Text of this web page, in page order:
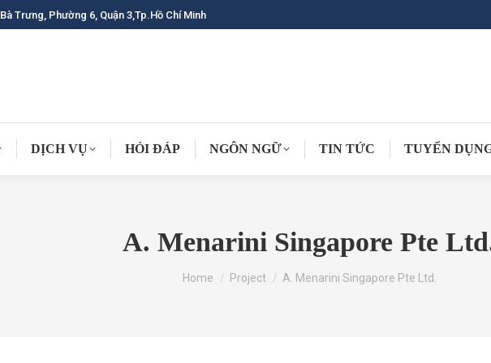
Trưng, Phường 6, Quận 3,Tp.Hồ Chí Minh
DỊCH VỤ HỎI ĐÁP NGÔN NGỮ TIN TỨC TUYỂN
A. Menarini Singapore Pte
You are here:
Home Project A. Menarini Singapore Pte Ltd.